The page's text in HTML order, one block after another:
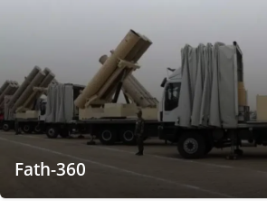
Fath-360